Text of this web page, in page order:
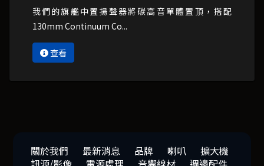
我們的旗艦中置揚聲器將碳高音單體置頂，搭配
130mm Continuum Co...
查看
關於我們 最新消息 品牌 喇叭
擴大機